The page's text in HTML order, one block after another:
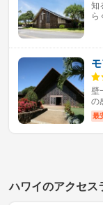
知
ら
壁
の
最
ハワイのアクセス